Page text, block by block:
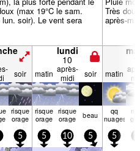
(max 19°C le sam.
soir). Le vent sera
Très
après-
lundi
10
soir matin après-
midi
soir matin
risque
orage
risque
orage
risque
orage beau qq
nuages
5 5 10 5 5